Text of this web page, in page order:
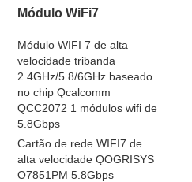
Módulo WiFi7
Módulo WIFI 7 de alta
velocidade tribanda
2.4GHz/5.8/6GHz baseado
no chip Qcalcomm
QCC2072 1 módulos wifi de
5.8Gbps
Cartão de rede WIFI7 de
alta velocidade QOGRISYS
O7851PM 5.8Gbps